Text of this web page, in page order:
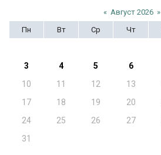
« Август 2026 »
Пн
Вт Ср Чт
3
4 5 6
10
11 12 13
17
18 19 20
24
25 26 27
31